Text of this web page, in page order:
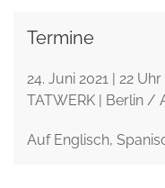
Termine
24. Juni 2021 | 22 Uhr
TATWERK | Berlin /
Auf Englisch,